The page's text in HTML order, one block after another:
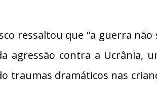
ressaltou que “a guerra
agressão contra a Ucrânia,
traumas dramáticos nas